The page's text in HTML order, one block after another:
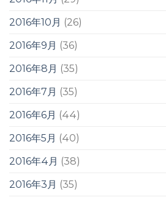
2016年10月 (26)
2016年9月 (36)
2016年8月 (35)
2016年7月 (35)
2016年6月 (44)
2016年5月 (40)
2016年4月 (38)
2016年3月 (35)